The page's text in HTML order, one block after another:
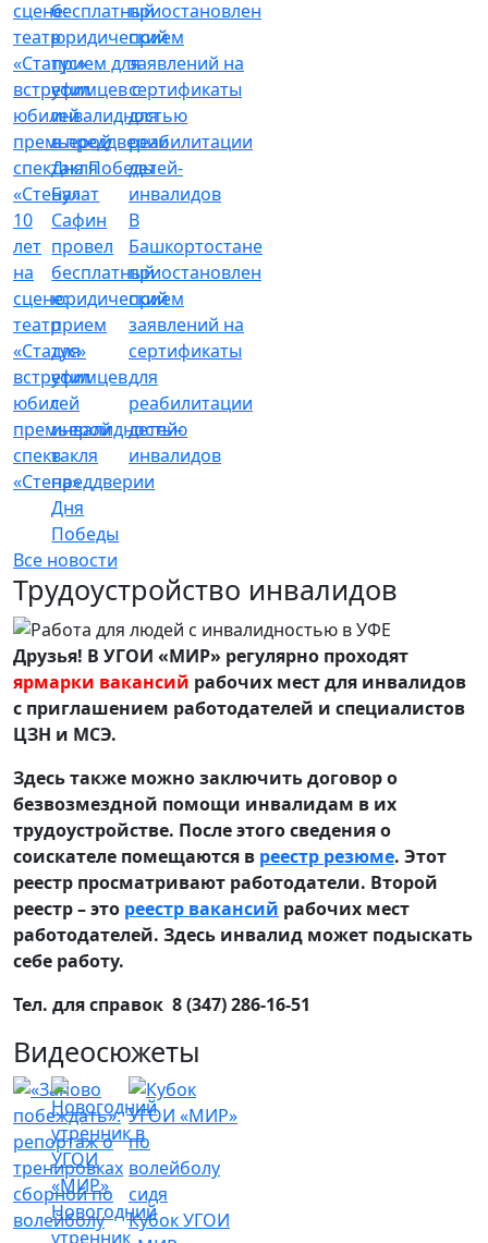
10
лет
на
сцене:
театр
«Статус»
встретил
юбилей
премьерой
спектакля
«Стена»
Булат
Сафин
провел
бесплатный
юридический
прием
для
уфимцев
с
инвалидностью
в
преддверии
Дня
Победы
В
Башкортостане
приостановлен
прием
заявлений на
сертификаты
для
реабилитации
детей-
инвалидов
Все новости
Трудоустройство инвалидов
Друзья! В УГОИ «МИР» регулярно проходят
ярмарки вакансий рабочих мест для инвалидов
с приглашением работодателей и специалистов
ЦЗН и МСЭ.
Здесь также можно заключить договор о
безвозмездной помощи инвалидам в их
трудоустройстве. После этого сведения о
соискателе помещаются в реестр резюме. Этот
реестр просматривают работодатели. Второй
реестр – это реестр вакансий рабочих мест
работодателей. Здесь инвалид может подыскать
себе работу.
Тел. для справок 8 (347) 286-16-51
Видеосюжеты
Новогодний
утренник
Кубок УГОИ